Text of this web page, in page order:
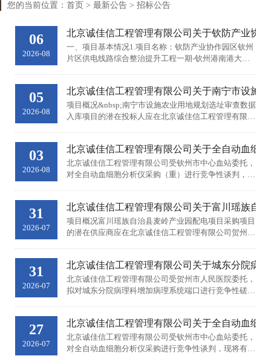
您的当前位置： 首页 > 最新公告 > 招标公告
06
2026-08
北京诚佳信工程管理有限公司关于钦防产业协
一、项目基本情况1.项目名称：钦防产业协作园区钦州
片区供电线路综合整治提升工程一期-钦州港南港大道
4.项目类别：服务类5.采...
05
2026-08
北京诚佳信工程管理有限公司关于南宁市设施
项目概况&nbsp;南宁市设施农业用地规划选址审查数据
入库项目的潜在投标人应在北京诚佳信工程管理有限公
点30分（北京时间）前递交...
03
2026-08
北京诚佳信工程管理有限公司关于全自动血细
北京诚佳信工程管理有限公司受钦州市中心血站委托，
对全自动血细胞分析仪采购（重）进行竞争性谈判，现
仪采购（重）采购方式：...
31
2026-07
北京诚佳信工程管理有限公司关于富川瑶族自
项目概况富川瑶族自治县麦岭产业园配电项目采购项目
的潜在供应商应在北京诚佳信工程管理有限公司贺州分
件。一、项目基本情况1.项目编号...
31
2026-07
北京诚佳信工程管理有限公司关于城东分院病
北京诚佳信工程管理有限公司受贺州市人民医院委托，
拟对城东分院病理科增加病理系统端口进行竞争性磋商
端口二、采购项目编号：BJCJ...
27
2026-07
北京诚佳信工程管理有限公司关于全自动血细
北京诚佳信工程管理有限公司受钦州市中心血站委托，
对全自动血细胞分析仪采购进行竞争性谈判，现将有关